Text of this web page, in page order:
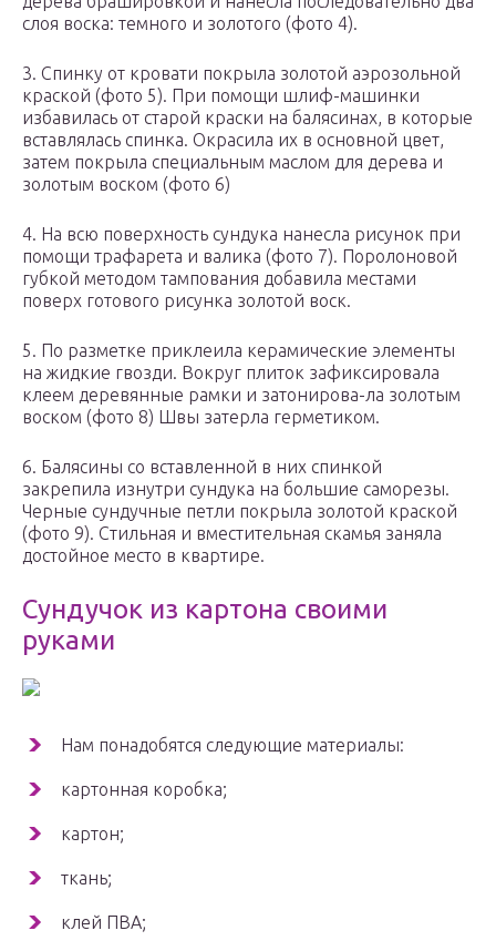
слоя воска: темного и золотого (фото 4).
3. Спинку от кровати покрыла золотой аэрозольной
краской (фото 5). При помощи шлиф-машинки
избавилась от старой краски на балясинах, в которые
вставлялась спинка. Окрасила их в основной цвет,
затем покрыла специальным маслом для дерева и
золотым воском (фото 6)
4. На всю поверхность сундука нанесла рисунок при
помощи трафарета и валика (фото 7). Поролоновой
губкой методом тампования добавила местами
поверх готового рисунка золотой воск.
5. По разметке приклеила керамические элементы
на жидкие гвозди. Вокруг плиток зафиксировала
клеем деревянные рамки и затонирова-ла золотым
воском (фото 8) Швы затерла герметиком.
6. Балясины со вставленной в них спинкой
закрепила изнутри сундука на большие саморезы.
Черные сундучные петли покрыла золотой краской
(фото 9). Стильная и вместительная скамья заняла
достойное место в квартире.
Сундучок из картона своими
руками
Нам понадобятся следующие материалы:
картонная коробка;
картон;
ткань;
клей ПВА;